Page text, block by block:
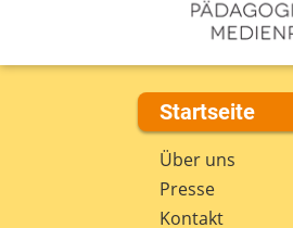
Startseite
Über uns
Presse
Kontakt